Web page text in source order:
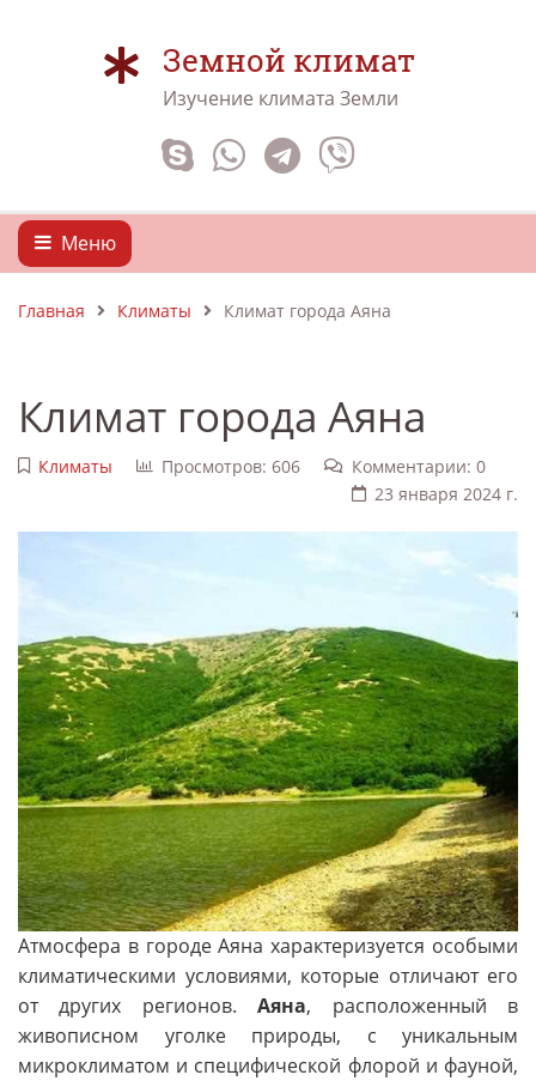
Земной климат
Изучение климата Земли
Меню
Главная Климаты Климат города Аяна
Климат города Аяна
Климаты Просмотров: 606
Комментарии: 0
23 января 2024 г.
Атмосфера в городе Аяна характеризуется особыми
климатическими условиями, которые отличают его
от других регионов.Аяна, расположенный в
живописном уголке природы, с уникальным
микроклиматом и специфической флорой и фауной,